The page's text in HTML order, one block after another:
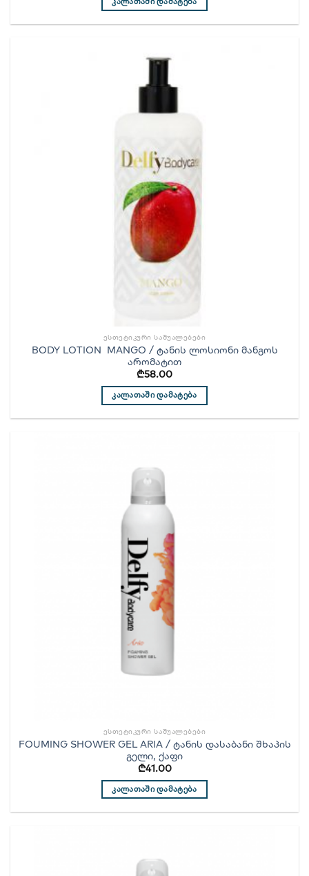
ᲔᲡᲗᲔᲢᲘᲙᲣᲠᲘ ᲡᲐᲨᲣᲐᲚᲔᲑᲔᲑᲘ
BODY LOTION MANGO / ტანის ლოსიონი მანგოს
არომატით
₾58.00
ᲙᲐᲚᲐᲗᲐᲨᲘ ᲓᲐᲛᲐᲢᲔᲑᲐ
ᲔᲡᲗᲔᲢᲘᲙᲣᲠᲘ ᲡᲐᲨᲣᲐᲚᲔᲑᲔᲑᲘ
FOUMING SHOWER GEL ARIA / ტანის დასაბანი შხაპის
გელი, ქაფი
₾41.00
ᲙᲐᲚᲐᲗᲐᲨᲘ ᲓᲐᲛᲐᲢᲔᲑᲐ